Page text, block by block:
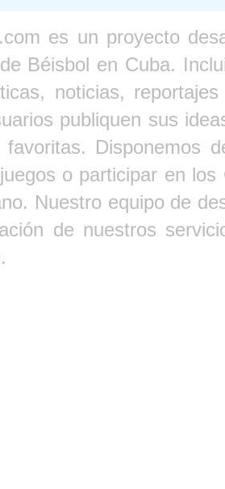
es un proyecto
Béisbol en Cuba.
noticias,
publiquen sus
Disponemos
o participar en
Nuestro equipo de
de nuestros